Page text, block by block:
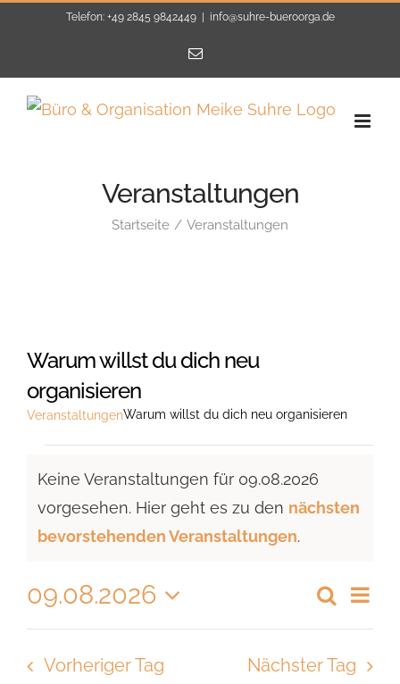
Telefon: +49 2845 9842449 info@suhre-bueroorga.de
E-
Veranstaltungen
Startseite Veranstaltungen
Warum willst du dich neu
organisieren
VeranstaltungenWarum willst du dich neu organisieren
für
09.08.2026
Hinweis
Keine Veranstaltungen für 09.08.2026
vorgesehen. Hier geht es zu den nächsten
bevorstehenden Veranstaltungen.
und
Suche
Tag
09.08.2026
Datum
wählen.
Vorheriger Tag Nächster Tag